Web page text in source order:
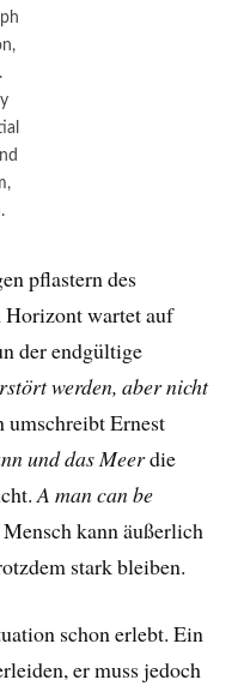
pflastern des
Horizont wartet auf
der endgültige
werden, aber nicht
Ernest
und das Meerdie
A man can be
kann äußerlich
stark bleiben.
schon erlebt. Ein
er muss jedoch